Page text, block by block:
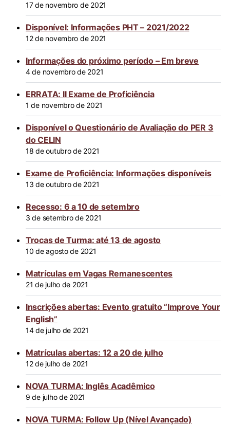
17 de novembro de 2021
Disponível: Informações PHT – 2021/2022
12 de novembro de 2021
Informações do próximo período – Em breve
4 de novembro de 2021
ERRATA: II Exame de Proficiência
1 de novembro de 2021
Disponível o Questionário de Avaliação do PER 3
do CELIN
18 de outubro de 2021
Exame de Proficiência: Informações disponíveis
13 de outubro de 2021
Recesso: 6 a 10 de setembro
3 de setembro de 2021
Trocas de Turma: até 13 de agosto
10 de agosto de 2021
Matrículas em Vagas Remanescentes
21 de julho de 2021
Inscrições abertas: Evento gratuito “Improve Your
English”
14 de julho de 2021
Matrículas abertas: 12 a 20 de julho
12 de julho de 2021
NOVA TURMA: Inglês Acadêmico
9 de julho de 2021
NOVA TURMA: Follow Up (Nível Avançado)